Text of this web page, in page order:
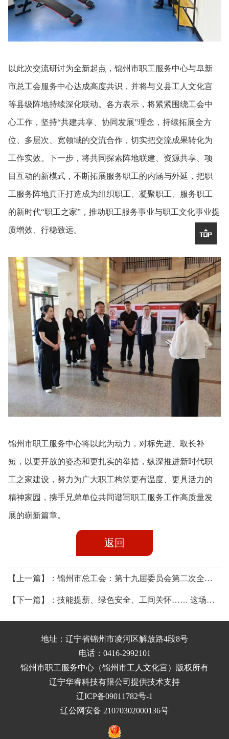

以此次交流研讨为全新起点，锦州市职工服务中心与阜新
市总工会服务中心达成高度共识，并将与义县工人文化宫
等县级阵地持续深化联动。各方表示，将紧紧围绕工会中
心工作，坚持“共建共享、协同发展”理念，持续拓展全方
位、多层次、宽领域的交流合作，切实把交流成果转化为
工作实效。下一步，将共同探索阵地联建、资源共享、项
目互动的新模式，不断拓展服务职工的内涵与外延，把职
工服务阵地真正打造成为组织职工、凝聚职工、服务职工
的新时代“职工之家”，推动职工服务事业与职工文化事业提
质增效、行稳致远。
锦州市职工服务中心将以此为动力，对标先进、取长补
短，以更开放的姿态和更扎实的举措，纵深推进新时代职
工之家建设，努力为广大职工构筑更有温度、更具活力的
精神家园，携手兄弟单位共同谱写职工服务工作高质量发
展的崭新篇章。
返回
【上一篇】：锦州市总工会：第十九届委员会第二次全体会议召开
【下一篇】：技能提薪、绿色安全、工间关怀…… 这场集体协商，为锦州汽车零部件行业职工“谈”出满满幸福感！
地址：辽宁省锦州市凌河区解放路4段8号
电话：0416-2992101
锦州市职工服务中心（锦州市工人文化宫） 版权所有
辽宁华睿科技有限公司提供技术支持
辽ICP备09011782号-1
辽公网安备 21070302000136号